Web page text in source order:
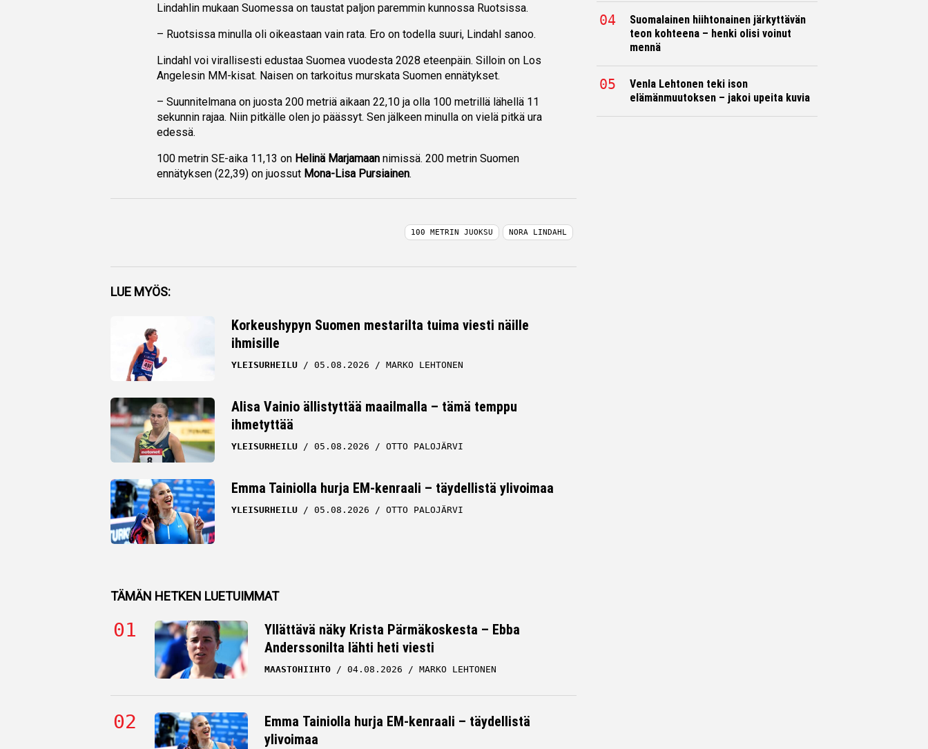
Lindahlin mukaan Suomessa on taustat paljon paremmin kunnossa Ruotsissa.
– Ruotsissa minulla oli oikeastaan vain rata. Ero on todella suuri, Lindahl sanoo.
Lindahl voi virallisesti edustaa Suomea vuodesta 2028 eteenpäin. Silloin on Los
Angelesin MM-kisat. Naisen on tarkoitus murskata Suomen ennätykset.
– Suunnitelmana on juosta 200 metriä aikaan 22,10 ja olla 100 metrillä lähellä 11
sekunnin rajaa. Niin pitkälle olen jo päässyt. Sen jälkeen minulla on vielä pitkä ura
edessä.
100 metrin SE-aika 11,13 on Helinä Marjamaan nimissä. 200 metrin Suomen
ennätyksen (22,39) on juossut Mona-Lisa Pursiainen.
Facebook
Whatsapp
100 METRIN JUOKSU NORA LINDAHL
LUE MYÖS:
Korkeushypyn Suomen mestarilta tuima viesti näille
ihmisille
YLEISURHEILU 05.08.2026 MARKO LEHTONEN
Alisa Vainio ällistyttää maailmalla – tämä temppu
ihmetyttää
YLEISURHEILU 05.08.2026 OTTO PALOJÄRVI
Emma Tainiolla hurja EM-kenraali – täydellistä ylivoimaa
YLEISURHEILU 05.08.2026 OTTO PALOJÄRVI
TÄMÄN HETKEN LUETUIMMAT
Yllättävä näky Krista Pärmäkoskesta – Ebba
Anderssonilta lähti heti viesti
MAASTOHIIHTO 04.08.2026 MARKO LEHTONEN
Emma Tainiolla hurja EM-kenraali – täydellistä
ylivoimaa
Suomalainen hiihtonainen järkyttävän
teon kohteena – henki olisi voinut
mennä
Venla Lehtonen teki ison
elämänmuutoksen – jakoi upeita kuvia